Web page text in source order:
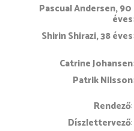
Pascual Andersen, 90
éves
Shirin Shirazi, 38 éves
Catrine Johansen
Patrik Nilsson
rendező
díszlettervező